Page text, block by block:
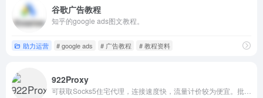
谷歌广告教程
知乎的google ads图文教程。
助力运营 # google ads # 广告教程 # 教程资料
922Proxy